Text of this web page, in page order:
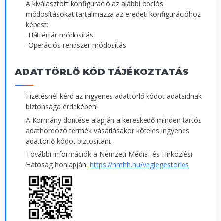
A kiválasztott konfiguráció az alábbi opciós
módosításokat tartalmazza az eredeti konfigurációhoz
képest:
-Háttértár módosítás
-Operációs rendszer módosítás
ADATTÖRLŐ KÓD TÁJÉKOZTATÁS
Fizetésnél kérd az ingyenes adattörlő kódot adataidnak
biztonsága érdekében!
A Kormány döntése alapján a kereskedő minden tartós
adathordozó termék vásárlásakor köteles ingyenes
adattörlő kódot biztosítani.
További információk a Nemzeti Média- és Hírközlési
Hatóság honlapján: https://nmhh.hu/veglegestorles